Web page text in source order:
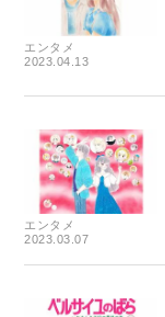
エンタメ
2023.04.13
エンタメ
2023.03.07